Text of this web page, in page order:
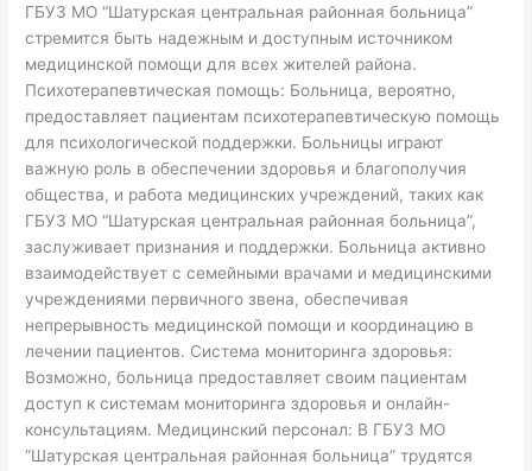
ГБУЗ МО “Шатурская центральная районная больница”
стремится быть надежным и доступным источником
медицинской помощи для всех жителей района.
Психотерапевтическая помощь: Больница, вероятно,
предоставляет пациентам психотерапевтическую помощь
для психологической поддержки. Больницы играют
важную роль в обеспечении здоровья и благополучия
общества, и работа медицинских учреждений, таких как
ГБУЗ МО “Шатурская центральная районная больница”,
заслуживает признания и поддержки. Больница активно
взаимодействует с семейными врачами и медицинскими
учреждениями первичного звена, обеспечивая
непрерывность медицинской помощи и координацию в
лечении пациентов. Система мониторинга здоровья:
Возможно, больница предоставляет своим пациентам
доступ к системам мониторинга здоровья и онлайн-
консультациям. Медицинский персонал: В ГБУЗ МО
“Шатурская центральная районная больница” трудятся